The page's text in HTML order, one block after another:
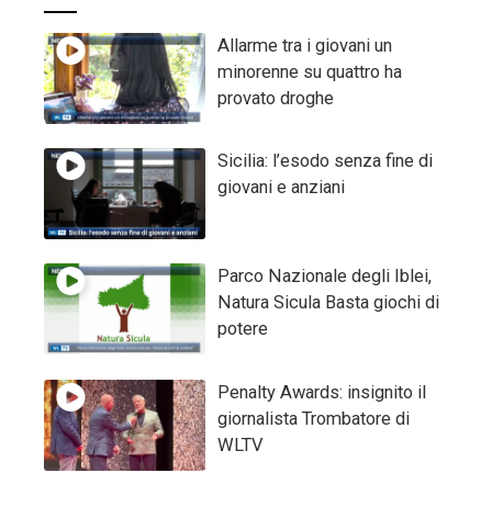
Allarme tra i giovani un
minorenne su quattro ha
provato droghe
Sicilia: l’esodo senza fine di
giovani e anziani
Parco Nazionale degli Iblei,
Natura Sicula Basta giochi di
potere
Penalty Awards: insignito il
giornalista Trombatore di
WLTV